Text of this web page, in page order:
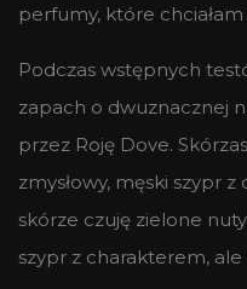
perfumy, które
Podczas wstępnych
zapach o dwuznacznej
przez Roję Dove.
zmysłowy, męski szypr
skórze czuję zielone
szypr z charakterem,